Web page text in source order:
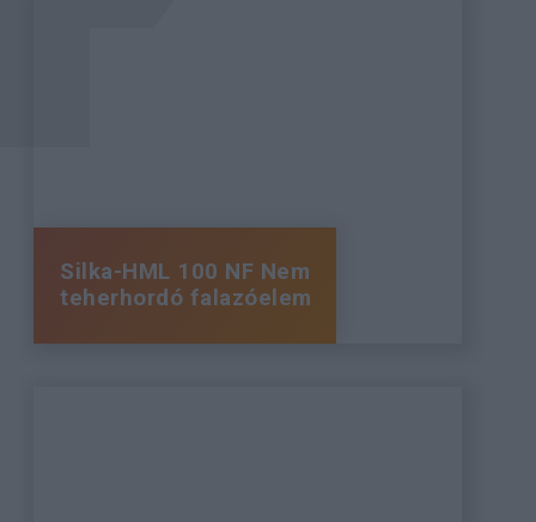
Silka-HML 100 NF Nem
teherhordó falazóelem